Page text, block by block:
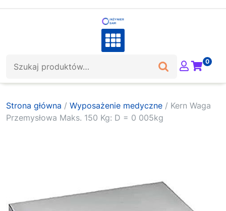
0
Strona główna / Wyposażenie medyczne / Kern Waga
Przemysłowa Maks. 150 Kg: D = 0 005kg